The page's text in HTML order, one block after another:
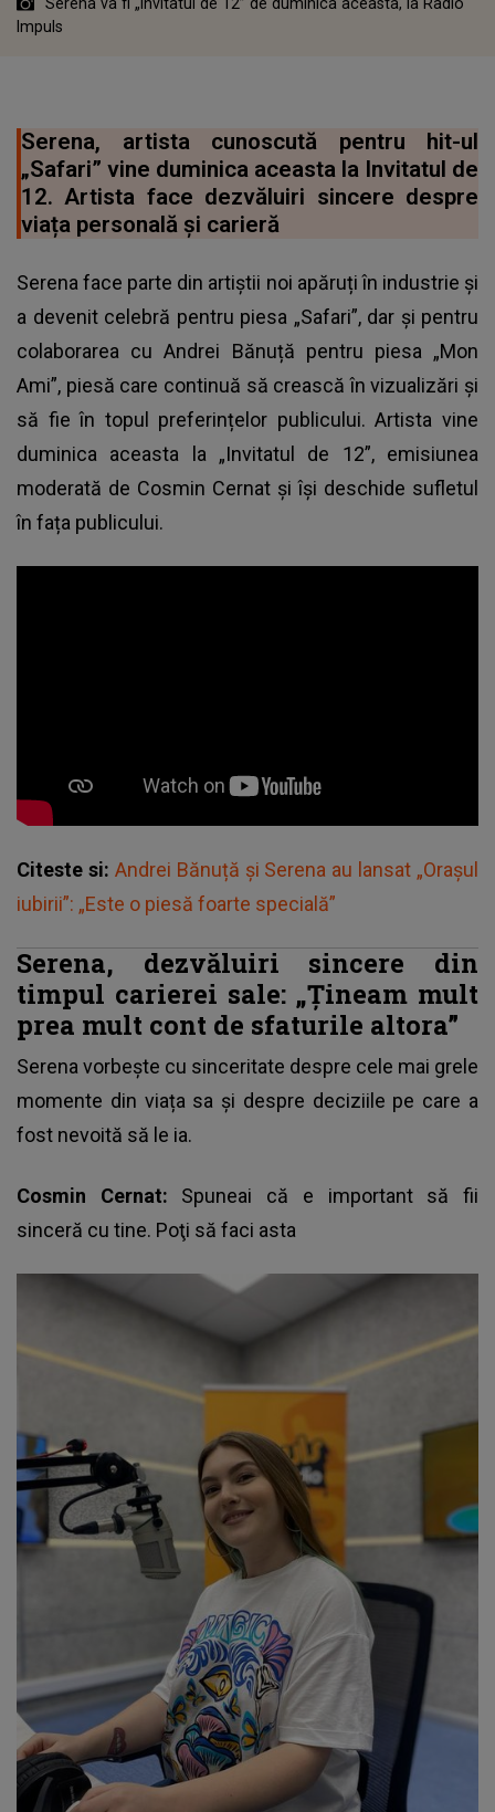
Impuls
Serena, artista cunoscută pentru hit-ul
„Safari” vine duminica aceasta la Invitatul de
12. Artista face dezvăluiri sincere despre
viața personală și carieră
Serena face parte din artiștii noi apăruți în industrie și
a devenit celebră pentru piesa „Safari”, dar și pentru
colaborarea cu Andrei Bănuță pentru piesa „Mon
Ami”, piesă care continuă să crească în vizualizări și
să fie în topul preferințelor publicului. Artista vine
duminica aceasta la „Invitatul de 12”, emisiunea
moderată de Cosmin Cernat și își deschide sufletul
în fața publicului.
Citeste si: Andrei Bănuță și Serena au lansat „Orașul
iubirii”: „Este o piesă foarte specială”
Serena, dezvăluiri sincere din
timpul carierei sale: „Țineam mult
prea mult cont de sfaturile altora”
Serena vorbește cu sinceritate despre cele mai grele
momente din viața sa și despre deciziile pe care a
fost nevoită să le ia.
Cosmin Cernat: Spuneai că e important să fii
sinceră cu tine. Poţi să faci asta